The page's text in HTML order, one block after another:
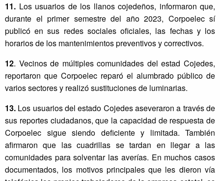
11. Los usuarios de los llanos cojedeños, informaron que,
durante el primer semestre del año 2023, Corpoelec sí
publicó en sus redes sociales oficiales, las fechas y los
horarios de los mantenimientos preventivos y correctivos.
12. Vecinos de múltiples comunidades del estad Cojedes,
reportaron que Corpoelec reparó el alumbrado público de
varios sectores y realizó sustituciones de luminarias.
13. Los usuarios del estado Cojedes aseveraron a través de
sus reportes ciudadanos, que la capacidad de respuesta de
Corpoelec sigue siendo deficiente y limitada. También
afirmaron que las cuadrillas se tardan en llegar a las
comunidades para solventar las averías. En muchos casos
documentados, los motivos principales que les dieron vía